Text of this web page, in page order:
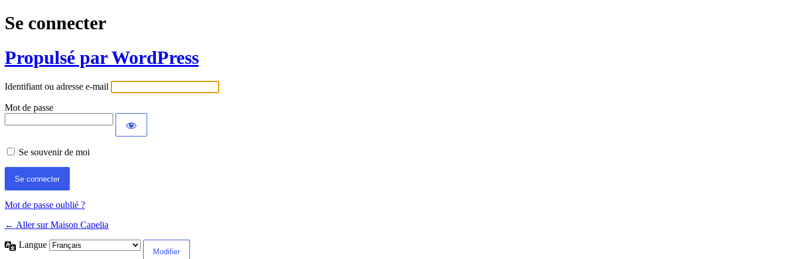
Se connecter
Propulsé par WordPress
Identifiant ou adresse e-mail
Mot de passe
Se souvenir de moi
Mot de passe oublié ?
← Aller sur Maison Capelia
Langue